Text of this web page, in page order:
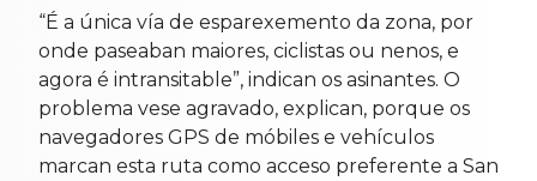
“É a única vía de esparexemento da zona, por
onde paseaban maiores, ciclistas ou nenos, e
agora é intransitable”, indican os asinantes. O
problema vese agravado, explican, porque os
navegadores GPS de móbiles e vehículos
marcan esta ruta como acceso preferente a San